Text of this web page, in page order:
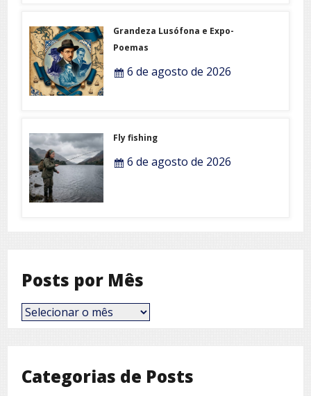
Grandeza Lusófona e Expo-
Poemas
6 de agosto de 2026
Fly fishing
6 de agosto de 2026
Posts por Mês
Posts
por
Categorias de Posts